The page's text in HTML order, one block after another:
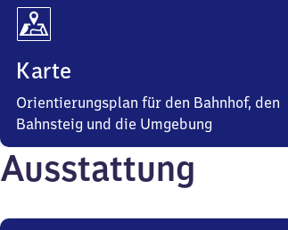
Karte
Orientierungsplan für den Bahnhof, den
Bahnsteig und die Umgebung
Ausstattung